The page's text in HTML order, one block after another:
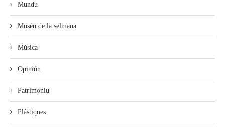
Mundu
Muséu de la selmana
Música
Opinión
Patrimoniu
Plástiques